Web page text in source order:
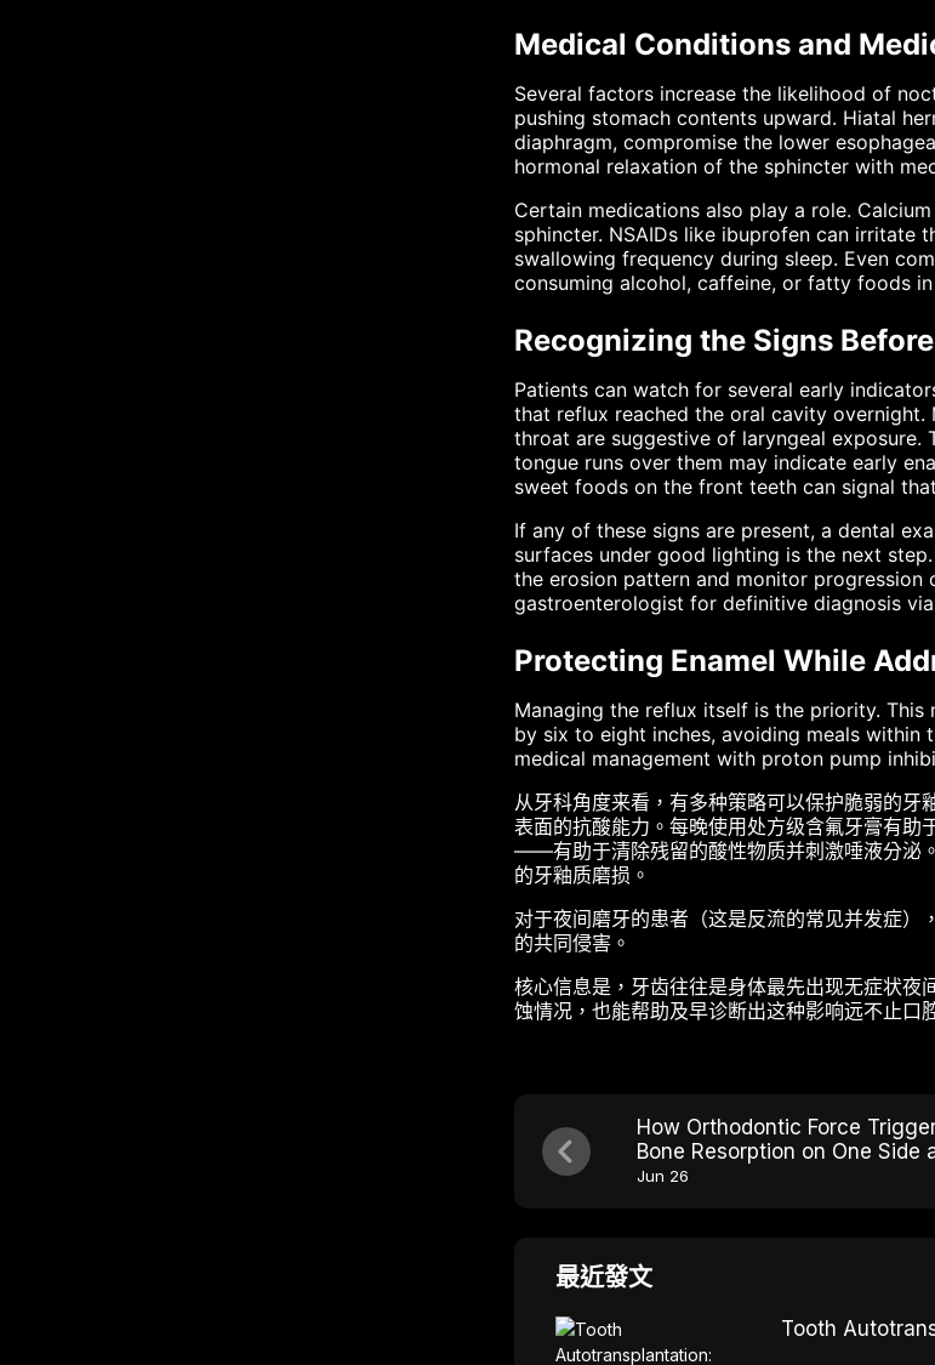
Medical Conditions and
Several factors increase the likelihood of
pushing stomach contents upward. Hiatal
diaphragm, compromise the lower
hormonal relaxation of the sphincter with
Certain medications also play a role.
sphincter. NSAIDs like ibuprofen can irritate
swallowing frequency during sleep. Even
consuming alcohol, caffeine, or fatty foods
Recognizing the Signs
Patients can watch for several early
that reflux reached the oral cavity
throat are suggestive of laryngeal
tongue runs over them may indicate early
sweet foods on the front teeth can signal
If any of these signs are present, a dental
surfaces under good lighting is the next
the erosion pattern and monitor progression
gastroenterologist for definitive diagnosis
Protecting Enamel While
Managing the reflux itself is the priority.
by six to eight inches, avoiding meals
medical management with proton pump
从牙科角度来看，有多种策略可以保护脆弱的
表面的抗酸能力。每晚使用处方级含氟牙膏有
——有助于清除残留的酸性物质并刺激唾液分泌
的牙釉质磨损。
对于夜间磨牙的患者（这是反流的常见并发症
的共同侵害。
核心信息是，牙齿往往是身体最先出现无症状
蚀情况，也能帮助及早诊断出这种影响远不止口
How Orthodontic Force
Bone Resorption on One Side
Building on the Other
Jun 26
最近發文
Tooth